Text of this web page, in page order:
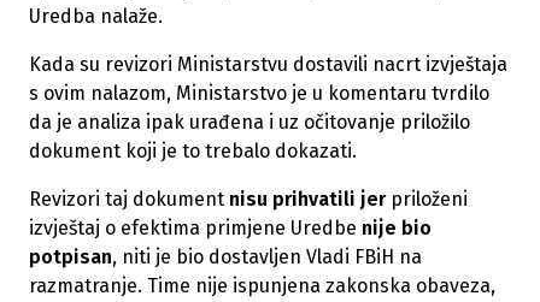
Uredba nalaže.
Kada su revizori Ministarstvu dostavili nacrt izvještaja
s ovim nalazom, Ministarstvo je u komentaru tvrdilo
da je analiza ipak urađena i uz očitovanje priložilo
dokument koji je to trebalo dokazati.
Revizori taj dokument nisu prihvatili jer priloženi
izvještaj o efektima primjene Uredbe nije bio
potpisan, niti je bio dostavljen Vladi FBiH na
razmatranje. Time nije ispunjena zakonska obaveza,